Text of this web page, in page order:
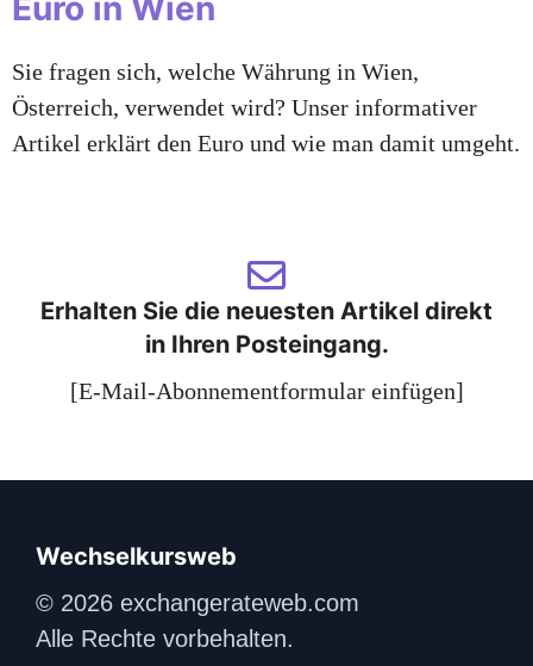
Sie fragen sich, welche Währung in Wien,
Österreich, verwendet wird? Unser informativer
Artikel erklärt den Euro und wie man damit umgeht.
Erhalten Sie die neuesten Artikel direkt
in Ihren Posteingang.
[E-Mail-Abonnementformular einfügen]
Wechselkursweb
© 2026 exchangerateweb.com
Alle Rechte vorbehalten.